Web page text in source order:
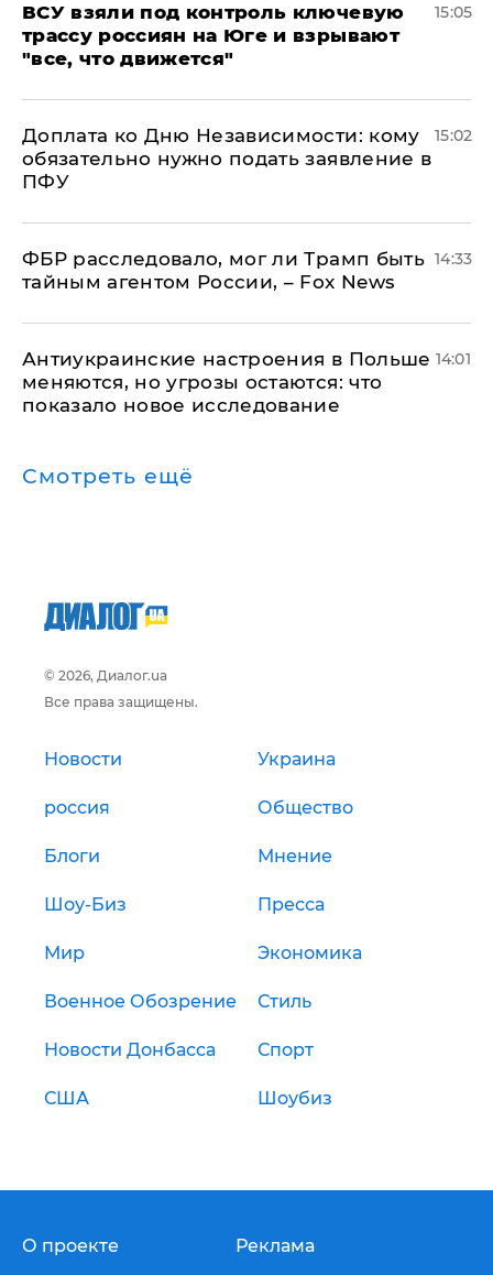
ВСУ взяли под контроль ключевую
трассу россиян на Юге и взрывают
"все, что движется"
15:05
Доплата ко Дню Независимости: кому
обязательно нужно подать заявление в
ПФУ
15:02
ФБР расследовало, мог ли Трамп быть
тайным агентом России, – Fox News
14:33
Антиукраинские настроения в Польше
меняются, но угрозы остаются: что
показало новое исследование
14:01
Смотреть ещё
© 2026, Диалог.ua
Все права защищены.
Новости Украина
россия Общество
Блоги Мнение
Шоу-Биз Пресса
Мир Экономика
Военное Обозрение Стиль
Новости Донбасса Спорт
США Шоубиз
О проекте Реклама